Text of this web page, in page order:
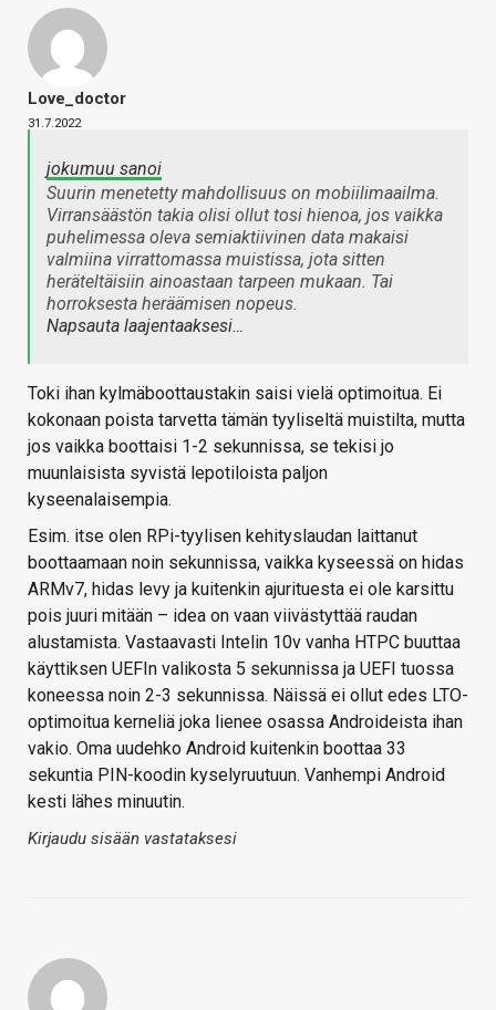
Love_doctor
31.7.2022
jokumuu sanoi
Suurin menetetty mahdollisuus on mobiilimaailma.
Virransäästön takia olisi ollut tosi hienoa, jos vaikka
puhelimessa oleva semiaktiivinen data makaisi
valmiina virrattomassa muistissa, jota sitten
heräteltäisiin ainoastaan tarpeen mukaan. Tai
horroksesta heräämisen nopeus.
Napsauta laajentaaksesi…
Toki ihan kylmäboottaustakin saisi vielä optimoitua. Ei
kokonaan poista tarvetta tämän tyyliseltä muistilta, mutta
jos vaikka boottaisi 1-2 sekunnissa, se tekisi jo
muunlaisista syvistä lepotiloista paljon
kyseenalaisempia.
Esim. itse olen RPi-tyylisen kehityslaudan laittanut
boottaamaan noin sekunnissa, vaikka kyseessä on hidas
ARMv7, hidas levy ja kuitenkin ajurituesta ei ole karsittu
pois juuri mitään – idea on vaan viivästyttää raudan
alustamista. Vastaavasti Intelin 10v vanha HTPC buuttaa
käyttiksen UEFIn valikosta 5 sekunnissa ja UEFI tuossa
koneessa noin 2-3 sekunnissa. Näissä ei ollut edes LTO-
optimoitua kerneliä joka lienee osassa Androideista ihan
vakio. Oma uudehko Android kuitenkin boottaa 33
sekuntia PIN-koodin kyselyruutuun. Vanhempi Android
kesti lähes minuutin.
Kirjaudu sisään vastataksesi